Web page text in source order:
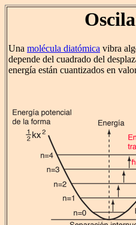
Una molécula diatómica vibra
depende del cuadrado del
energía están cuantizados en